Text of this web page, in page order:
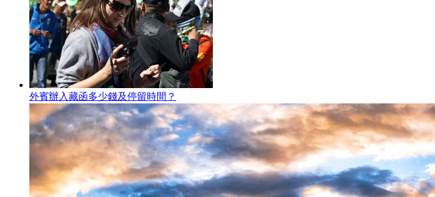
外賓辦入藏函多少錢及停留時間？